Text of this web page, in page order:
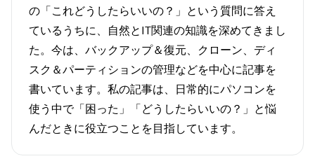
の「これどうしたらいいの？」という質問に答え
ているうちに、自然とIT関連の知識を深めてきまし
た。今は、バックアップ＆復元、クローン、ディ
スク＆パーティションの管理などを中心に記事を
書いています。私の記事は、日常的にパソコンを
使う中で「困った」「どうしたらいいの？」と悩
んだときに役立つことを目指しています。